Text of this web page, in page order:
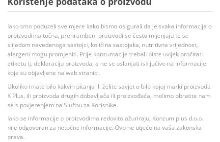
Iako smo poduzeli sve mjere kako bismo osigurali da je svaka informacija o
proizvodima točna, prehrambeni proizvodi se često mijenjaju te se
slijedom navedenoga sastojci, količina sastojaka, nutritivna vrijednost,
alergeni mogu promjeniti. Prije konzumacije trebali biste uvijek pročitati
etiketu tj. deklaraciju proizvoda, a ne se oslanjati isključivo na informacije
koje su objavljene na web stranici.
Ukoliko imate bilo kakvih pitanja ili želite savjet o bilo kojoj marki proizvoda
K Plus, ili proizvoda drugih dobavljača ili proizvođača, molimo obratite nam
se s povjerenjem na Službu za Korisnike.
Iako se informacije o proizvodima redovito ažuriraju, Konzum plus d.o.o.
nije odgovoran za netočne informacije. Ovo ne utječe na vaša zakonska
prava.